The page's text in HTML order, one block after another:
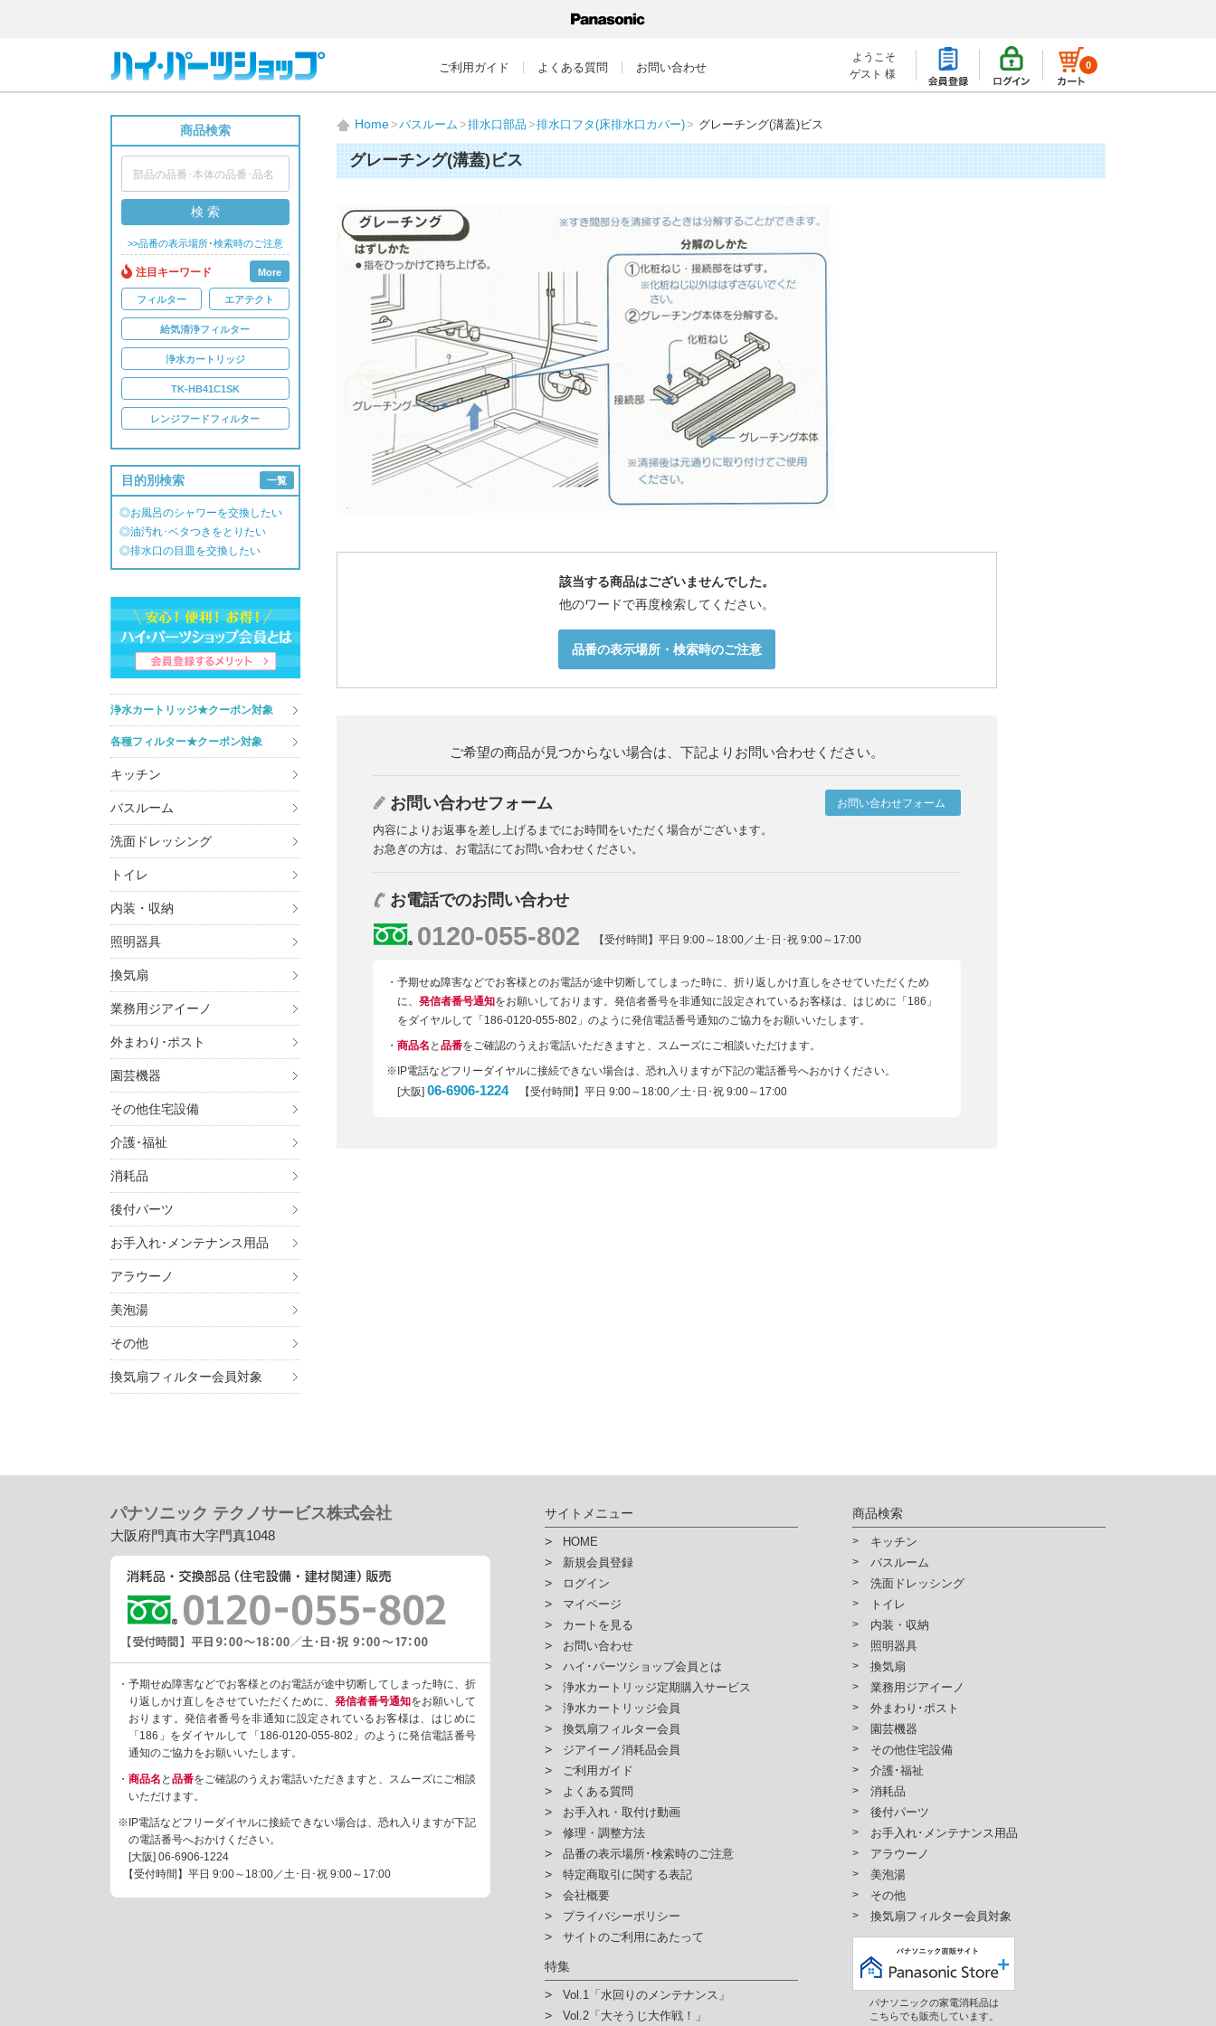
ご利用ガイド よくある質問 お問い合わせ
ようこそ
ゲスト 様
0
商品検索
検 索
>>品番の表示場所･検索時のご注意
注目キーワード More
フィルター エアテクト
給気清浄フィルター
浄水カートリッジ
TK-HB41C1SK
レンジフードフィルター
目的別検索 一覧
◎お風呂のシャワーを交換したい
◎油汚れ･ベタつきをとりたい
◎排水口の目皿を交換したい
浄水カートリッジ★クーポン対象
各種フィルター★クーポン対象
キッチン
バスルーム
洗面ドレッシング
トイレ
内装・収納
照明器具
換気扇
業務用ジアイーノ
外まわり･ポスト
園芸機器
その他住宅設備
介護･福祉
消耗品
後付パーツ
お手入れ･メンテナンス用品
アラウーノ
美泡湯
その他
換気扇フィルター会員対象
Home バスルーム 排水口部品 排水口フタ(床排水口カバー) グレーチング(溝蓋)ビス
グレーチング(溝蓋)ビス
該当する商品はございませんでした。
他のワードで再度検索してください。
品番の表示場所・検索時のご注意
ご希望の商品が見つからない場合は、 下記よりお問い合わせください。
お問い合わせフォーム お問い合わせフォーム
内容によりお返事を差し上げるまでにお時間をいただく場合がございます。
お急ぎの方は、お電話にてお問い合わせください。
お電話でのお問い合わせ
0120-055-802 【受付時間】平日 9:00～18:00／土･日･祝 9:00～17:00
・予期せぬ障害などでお客様とのお電話が途中切断してしまった時に、折り返しかけ直しをさせていただくため
に、 発信者番号通知をお願いしております。発信者番号を非通知に設定されているお客様は、はじめに「186」
をダイヤルして「186-0120-055-802」のように発信電話番号通知のご協力をお願いいたします。
・ 商品名 と 品番をご確認のうえお電話いただきますと、スムーズにご相談いただけます。
※IP電話などフリーダイヤルに接続できない場合は、恐れ入りますが下記の電話番号へおかけください。
[大阪] 06-6906-1224 【受付時間】平日 9:00～18:00／土･日･祝 9:00～17:00
パナソニック テクノサービス株式会社
大阪府門真市大字門真1048
・予期せぬ障害などでお客様とのお電話が途中切断してしまった時に、折
り返しかけ直しをさせていただくために、 発信者番号通知をお願いして
おります。発信者番号を非通知に設定されているお客様は、はじめに
「186」をダイヤルして「186-0120-055-802」のように発信電話番号
通知のご協力をお願いいたします。
・ 商品名 と 品番をご確認のうえお電話いただきますと、スムーズにご相談
いただけます。
※IP電話などフリーダイヤルに接続できない場合は、恐れ入りますが下記
の電話番号へおかけください。
[大阪] 06-6906-1224
【受付時間】平日 9:00～18:00／土･日･祝 9:00～17:00
サイトメニュー
HOME
新規会員登録
ログイン
マイページ
カートを見る
お問い合わせ
ハイ･パーツショップ会員とは
浄水カートリッジ定期購入サービス
浄水カートリッジ会員
換気扇フィルター会員
ジアイーノ消耗品会員
ご利用ガイド
よくある質問
お手入れ・取付け動画
修理・調整方法
品番の表示場所･検索時のご注意
特定商取引に関する表記
会社概要
プライバシーポリシー
サイトのご利用にあたって
特集
Vol.1「水回りのメンテナンス」
Vol.2「大そうじ大作戦！」
商品検索
キッチン
バスルーム
洗面ドレッシング
トイレ
内装・収納
照明器具
換気扇
業務用ジアイーノ
外まわり･ポスト
園芸機器
その他住宅設備
介護･福祉
消耗品
後付パーツ
お手入れ･メンテナンス用品
アラウーノ
美泡湯
その他
換気扇フィルター会員対象
パナソニックの家電消耗品は
こちらでも販売しています。